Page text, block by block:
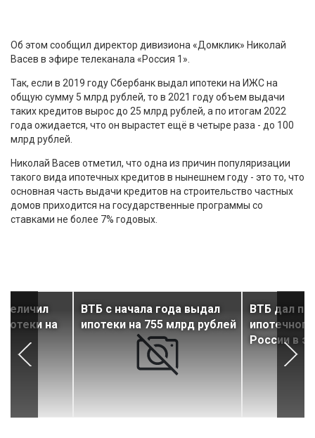
Об этом сообщил директор дивизиона «Домклик» Николай
Васев в эфире телеканала «Россия 1».
Так, если в 2019 году Сбербанк выдал ипотеки на ИЖС на
общую сумму 5 млрд рублей, то в 2021 году объем выдачи
таких кредитов вырос до 25 млрд рублей, а по итогам 2022
года ожидается, что он вырастет ещё в четыре раза - до 100
млрд рублей.
Николай Васев отметил, что одна из причин популяризации
такого вида ипотечных кредитов в нынешнем году - это то, что
основная часть выдачи кредитов на строительство частных
домов приходится на государственные программы со
ставками не более 7% годовых.
на
ВТБ с начала года выдал
ипотеки на 755 млрд рублей
ВТБ дал
России в